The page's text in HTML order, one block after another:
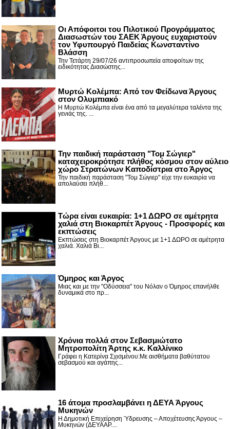
Οι Απόφοιτοι του Πιλοτικού Προγράμματος
Διασωστών του ΣΑΕΚ Άργους ευχαριστούν
τον Υφυπουργό Παιδείας Κωνσταντίνο
Βλάσση
Την Τετάρτη 29/07/26 αντιπροσωπεία αποφοίτων της
ειδικότητας Διασώστης...
Μυρτώ Κολέμπα: Από τον Φείδωνα Άργους
στον Ολυμπιακό
Η Μυρτώ Κολέμπα είναι ένα από τα μεγαλύτερα ταλέντα της
γενιάς της. ...
Την παιδική παράσταση "Τομ Σώγιερ"
καταχειροκρότησε πλήθος κόσμου στον αύλειο
χώρο Στρατώνων Καποδίστρια στο Άργος
Την παιδική παράσταση "Τομ Σώγιερ" είχε την ευκαιρία να
απολαύσει πλήθ...
Τώρα είναι ευκαιρία: 1+1 ΔΩΡΟ σε αμέτρητα
χαλιά στη Βιοκαρπέτ Άργους - Προσφορές και
εκπτώσεις
Εκπτώσεις στη Βιοκαρπέτ Άργους με 1+1 ΔΩΡΟ σε αμέτρητα
χαλιά. Χαλιά Βι...
Όμηρος και Άργος
Μιας και με την "Οδύσσεια" του Νόλαν ο Όμηρος επανήλθε
δυναμικά στο πρ...
Χρόνια πολλά στον Σεβασμιώτατο
Μητροπολίτη Άρτης κ.κ. Καλλίνικο
Γράφει η Κατερίνα Σχισμένου:Με αισθήματα βαθύτατου
σεβασμού και αγάπης...
16 άτομα προσλαμβάνει η ΔΕΥΑ Άργους
Μυκηνών
Η Δημοτική Επιχείρηση Ύδρευσης – Αποχέτευσης Άργους –
Μυκηνών (ΔΕΥΑΑΡ....